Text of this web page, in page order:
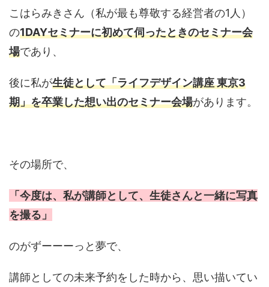
こはらみきさん（私が最も尊敬する経営者の1人）
の1DAYセミナーに初めて伺ったときのセミナー会
場であり、
後に私が生徒として「ライフデザイン講座 東京3
期」を卒業した想い出のセミナー会場があります。
その場所で、
「今度は、私が講師として、生徒さんと一緒に写真
を撮る」
のがずーーーっと夢で、
講師としての未来予約をした時から、思い描いてい